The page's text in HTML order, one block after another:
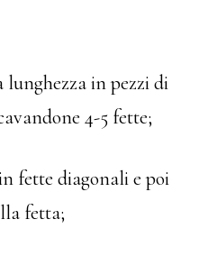
in pezzi di
4-5 fette;
fette diagonali e poi
fetta;